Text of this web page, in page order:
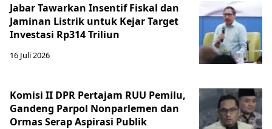
Jabar Tawarkan Insentif Fiskal dan
Jaminan Listrik untuk Kejar Target
Investasi Rp314 Triliun
16 Juli 2026
Komisi II DPR Pertajam RUU Pemilu,
Gandeng Parpol Nonparlemen dan
Ormas Serap Aspirasi Publik